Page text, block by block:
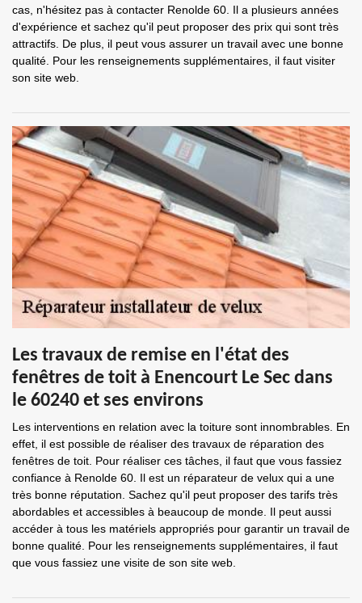
cas, n'hésitez pas à contacter Renolde 60. Il a plusieurs années
d'expérience et sachez qu'il peut proposer des prix qui sont très
attractifs. De plus, il peut vous assurer un travail avec une bonne
qualité. Pour les renseignements supplémentaires, il faut visiter
son site web.
Les travaux de remise en l'état des
fenêtres de toit à Enencourt Le Sec dans
le 60240 et ses environs
Les interventions en relation avec la toiture sont innombrables. En
effet, il est possible de réaliser des travaux de réparation des
fenêtres de toit. Pour réaliser ces tâches, il faut que vous fassiez
confiance à Renolde 60. Il est un réparateur de velux qui a une
très bonne réputation. Sachez qu'il peut proposer des tarifs très
abordables et accessibles à beaucoup de monde. Il peut aussi
accéder à tous les matériels appropriés pour garantir un travail de
bonne qualité. Pour les renseignements supplémentaires, il faut
que vous fassiez une visite de son site web.